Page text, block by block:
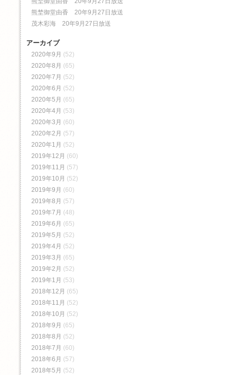
熊埜御堂由香 20年9月27日放送
茂木彩海 20年9月27日放送
アーカイブ
2020年9月 (52)
2020年8月 (65)
2020年7月 (52)
2020年6月 (52)
2020年5月 (65)
2020年4月 (53)
2020年3月 (60)
2020年2月 (57)
2020年1月 (52)
2019年12月 (60)
2019年11月 (57)
2019年10月 (52)
2019年9月 (60)
2019年8月 (57)
2019年7月 (48)
2019年6月 (65)
2019年5月 (52)
2019年4月 (52)
2019年3月 (65)
2019年2月 (52)
2019年1月 (53)
2018年12月 (65)
2018年11月 (52)
2018年10月 (52)
2018年9月 (65)
2018年8月 (52)
2018年7月 (60)
2018年6月 (57)
2018年5月 (52)